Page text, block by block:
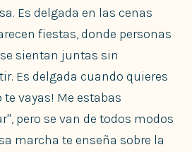
Es delgada en las cenas
fiestas, donde personas
sientan juntas sin
Es delgada cuando quieres
te vayas! Me estabas
pero se van de todos modos
marcha te enseña sobre la